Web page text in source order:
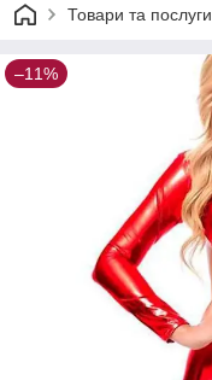
Товари та послуги
–11%